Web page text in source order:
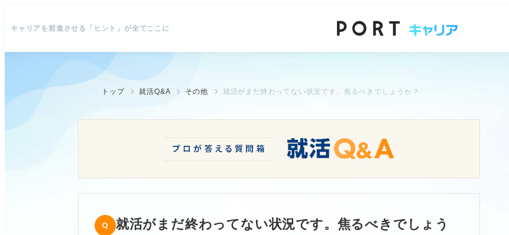
キャリアを前進させる「ヒント」が全てここに
トップ 就活Q&A その他 就活がまだ終わってない状況です。焦るべきでしょうか？
就活がまだ終わってない状況です。焦るべきでしょう